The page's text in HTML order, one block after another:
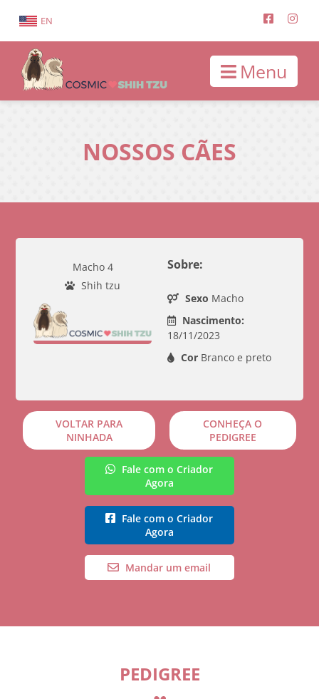
EN
Menu
NOSSOS CÃES
Macho 4
Shih tzu
Sobre:
Sexo Macho
Nascimento:
18/11/2023
CorBranco e preto
VOLTAR PARA
NINHADA
CONHEÇA O
PEDIGREE
Fale com o Criador
Agora
Fale com o Criador
Agora
Mandar um email
PEDIGREE